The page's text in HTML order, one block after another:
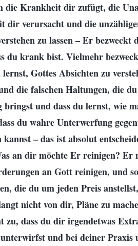
die Krankheit dir zufügt, die
dir verursacht und die
zu lassen – Er bezweckt
du krank bist. Vielmehr
Gottes Absichten zu
die falschen Haltungen, die
und dass du lernst, wie
du wahre Unterwerfung
– das ist absolut
an dir möchte Er reinigen? Er
an Gott reinigen, und
die du um jeden Preis
nicht von dir, Pläne zu
dass du dir irgendetwas
und bei deiner Praxis